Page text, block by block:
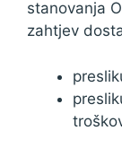
stanovanja
zahtjev